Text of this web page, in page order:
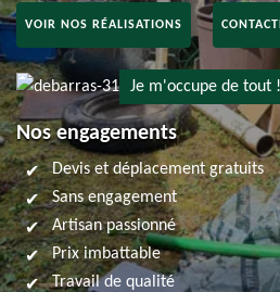
VOIR NOS RÉALISATIONS
Je m'occupe de tout !
Nos engagements
Devis et déplacement gratuits
Sans engagement
Artisan passionné
Prix imbattable
Travail de qualité